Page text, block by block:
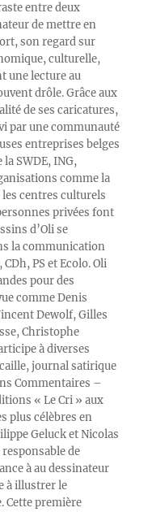
entre deux
de mettre en
son regard sur
culturelle,
une lecture au
drôle. Grâce aux
de ses caricatures,
par une communauté
entreprises belges
SWDE, ING,
comme la
les centres culturels
privées font
d’Oli se
la communication
PS et Ecolo. Oli
pour des
comme Denis
Dewolf, Gilles
Christophe
à diverses
journal satirique
Commentaires –
« Le Cri » aux
plus célèbres en
Geluck et Nicolas
responsable de
à au dessinateur
à illustrer le
Cette première